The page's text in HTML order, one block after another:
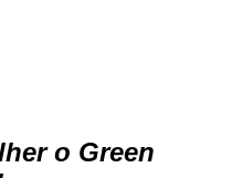
o Green